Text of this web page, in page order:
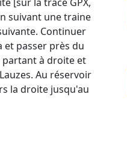
suivant une traine
Continuer
et passer près du
partant à droite et
Au réservoir
la droite jusqu'au